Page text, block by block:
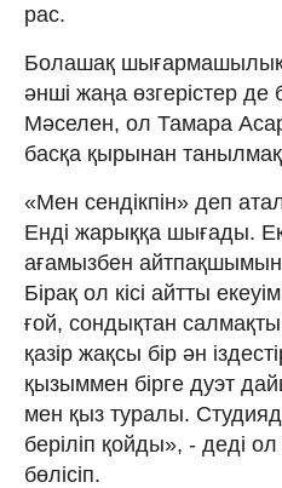
рас.
Болашақ шығармашылық
әнші жаңа өзгерістер
Мәселен, ол Тамара
басқа қырынан
«Мен сендікпін» деп
Енді жарыққа шығады.
ағамызбен
Бірақ ол кісі айтты
ғой, сондықтан
қазір жақсы бір ән
қызыммен бірге дуэт
мен қыз туралы.
беріліп қойды», - деді
бөлісіп.